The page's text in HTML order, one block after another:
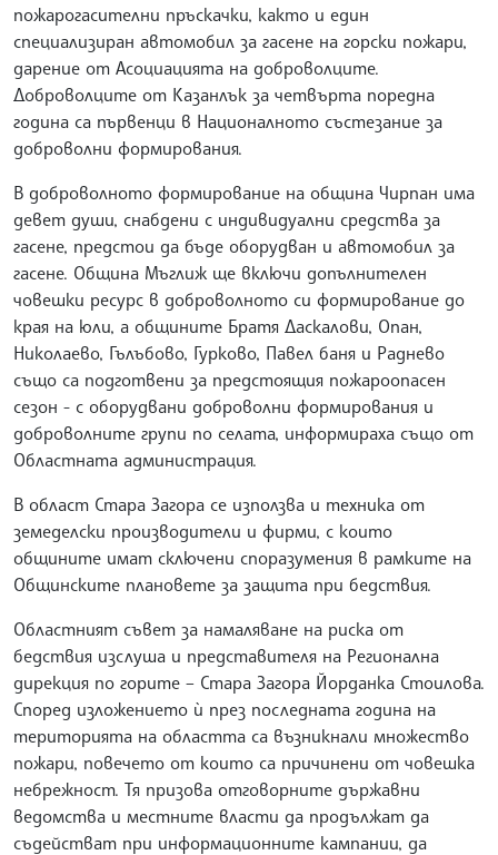
пожарогасителни пръскачки, както и един
специализиран автомобил за гасене на горски пожари,
дарение от Асоциацията на доброволците.
Доброволците от Казанлък за четвърта поредна
година са първенци в Националното състезание за
доброволни формирования.
В доброволното формирование на община Чирпан има
девет души, снабдени с индивидуални средства за
гасене, предстои да бъде оборудван и автомобил за
гасене. Община Мъглиж ще включи допълнителен
човешки ресурс в доброволното си формирование до
края на юли, а общините Братя Даскалови, Опан,
Николаево, Гълъбово, Гурково, Павел баня и Раднево
също са подготвени за предстоящия пожароопасен
сезон - с оборудвани доброволни формирования и
доброволните групи по селата, информираха също от
Областната администрация.
В област Стара Загора се използва и техника от
земеделски производители и фирми, с които
общините имат сключени споразумения в рамките на
Общинските плановете за защита при бедствия.
Областният съвет за намаляване на риска от
бедствия изслуша и представителя на Регионална
дирекция по горите – Стара Загора Йорданка Стоилова.
Според изложението ѝ през последната година на
територията на областта са възникнали множество
пожари, повечето от които са причинени от човешка
небрежност. Тя призова отговорните държавни
ведомства и местните власти да продължат да
съдействат при информационните кампании, да